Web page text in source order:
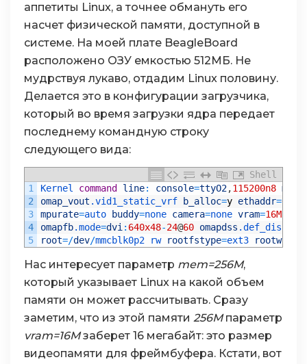
аппетиты Linux, а точнее обмануть его
насчет физической памяти, доступной в
системе. На моей плате BeagleBoard
расположено ОЗУ емкостью 512МБ. Не
мудрствуя лукаво, отдадим Linux половину.
Делается это в конфигурации загрузчика,
который во время загрузки ядра передает
последнему командную строку
следующего вида:
Shell
1
2
3
4
5
Kernel command line: console=ttyO2,115200n8 mem
omap_vout .vid1_static_vrf b_alloc=y ethaddr=
mpurate=auto buddy=none camera=none vram=16M
omapfb.mode=dvi : 640x48-24@60 omapdss .def_disp
root=/dev/mmcblk0p2 rw rootfstype=ext3 rootwait
Нас интересует параметр mem=256M,
который указывает Linux на какой объем
памяти он может рассчитывать. Сразу
заметим, что из этой памяти 256Мпараметр
vram=16Mзаберет 16 мегабайт: это размер
видеопамяти для фреймбуфера. Кстати, вот